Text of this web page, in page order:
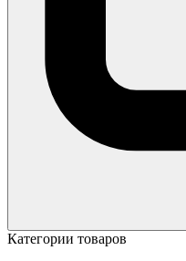
Категории товаров